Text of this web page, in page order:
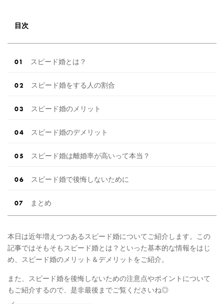
めての結婚準備何する？令 […]続きを読む
目次
スピード婚とは？
スピード婚をする人の割合
スピード婚のメリット
スピード婚のデメリット
スピード婚は離婚率が高いって本当？
スピード婚で後悔しないために
まとめ
本日は近年増えつつあるスピード婚についてご紹介します。この
記事ではそもそもスピード婚とは？といった基本的な情報をはじ
め、スピード婚のメリット＆デメリットをご紹介。
また、スピード婚を後悔しないための注意点やポイントについて
もご紹介するので、是非最後までご覧くださいね◎